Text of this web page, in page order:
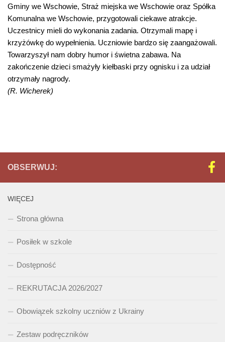
Gminy we Wschowie, Straż miejska we Wschowie oraz Spółka
Komunalna we Wschowie, przygotowali ciekawe atrakcje.
Uczestnicy mieli do wykonania zadania. Otrzymali mapę i
krzyżówkę do wypełnienia. Uczniowie bardzo się zaangażowali.
Towarzyszył nam dobry humor i świetna zabawa. Na
zakończenie dzieci smażyły kiełbaski przy ognisku i za udział
otrzymały nagrody.
(R. Wicherek)
OBSERWUJ:
WIĘCEJ
Strona główna
Posiłek w szkole
Dostępność
REKRUTACJA 2026/2027
Obowiązek szkolny uczniów z Ukrainy
Zestaw podręczników